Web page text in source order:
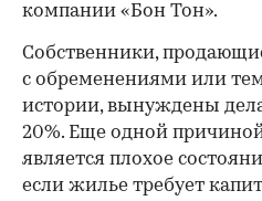
компании «Бон Тон».
Собственники,
с обременениями или
истории, вынуждены
20%. Еще одной
является плохое
если жилье требует